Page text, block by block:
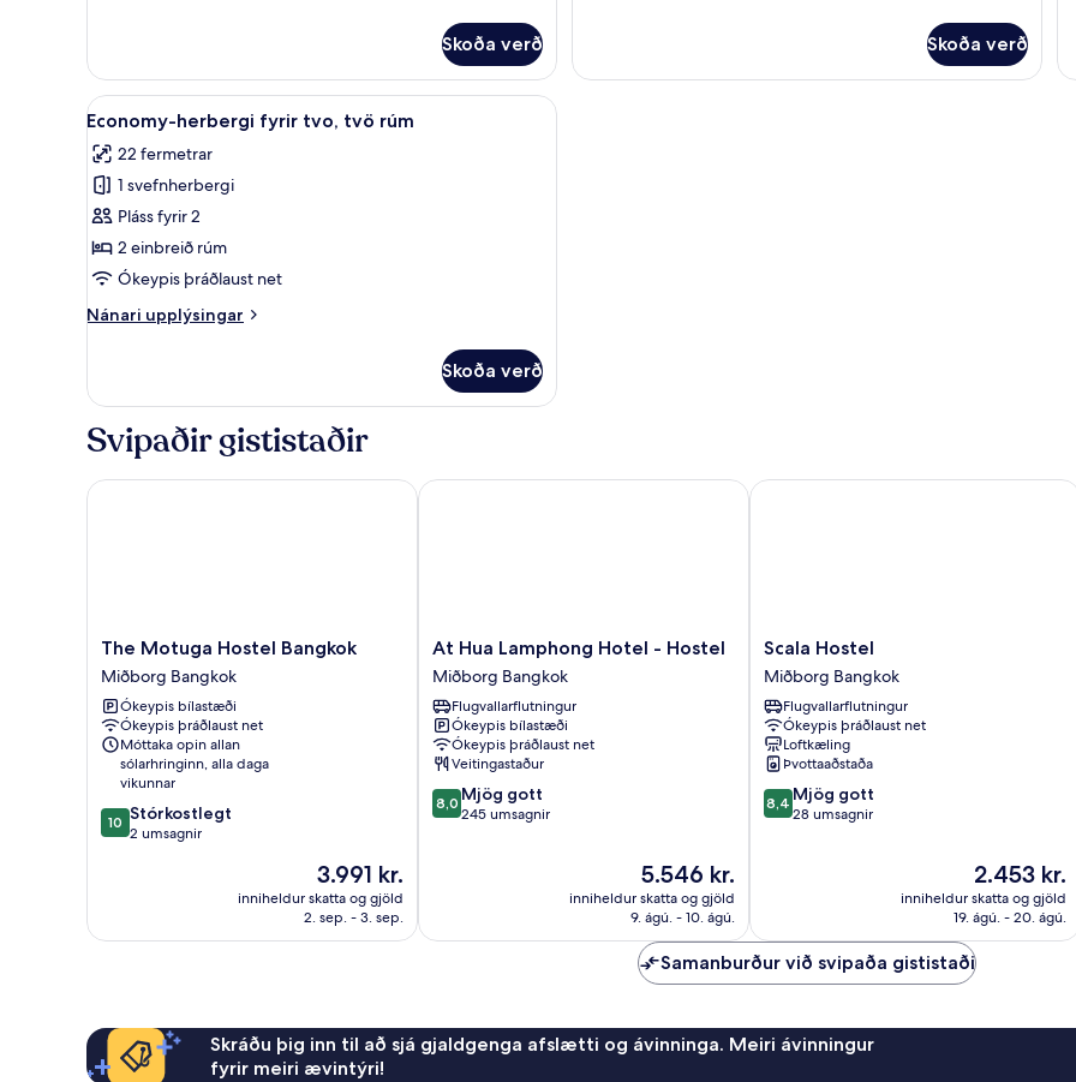
-
mörg
rúm
útsýni
yfir
skipaskurð
Skoða verð
1
Skoða verð
Skoða
allar
myndir
fyrir
Economy-
herbergi
fyrir
tvö
Economy-herbergi fyrir tvo, tvö rúm | Míníbar, ókeypis þráðlaus nettenging, rúmföt
9
Economy-herbergi fyrir tvo, tvö rúm
22 fermetrar
1 svefnherbergi
Pláss fyrir 2
2 einbreið rúm
Ókeypis þráðlaust net
Nánari upplýsingar
Nánari
herbergi
tvo,
rúm
Skoða verð
Svipaðir gististaðir
The
Motuga
Hostel
Bangkok
Miðborg
Bangkok
The Motuga Hostel Bangkok
Miðborg Bangkok
Ókeypis bílastæði
Ókeypis þráðlaust net
Móttaka opin allan
sólarhringinn, alla daga
vikunnar
10.0
af
10 Stórkostlegt
2 umsagnir
Verðið
er
3.991 kr.
3.991 kr.
inniheldur skatta og gjöld
2. sep. - 3. sep.
The Motuga Hostel Bangkok
At
Hua
Lamphong
Hotel
-
Hostel
Miðborg
Bangkok
At Hua Lamphong Hotel - Hostel
Miðborg Bangkok
Flugvallarflutningur
Ókeypis bílastæði
Ókeypis þráðlaust net
Veitingastaður
8.0
af
8,0 Mjög gott
245 umsagnir
Verðið
er
5.546 kr.
5.546 kr.
inniheldur skatta og gjöld
9. ágú. - 10. ágú.
At Hua Lamphong Hotel - Hostel
Scala
Hostel
Miðborg
Bangkok
Scala Hostel
Miðborg Bangkok
Flugvallarflutningur
Ókeypis þráðlaust net
Loftkæling
Þvottaaðstaða
8.4
af
8,4 Mjög gott
28 umsagnir
Verðið
er
2.453 kr.
2.453 kr.
inniheldur skatta og gjöld
19. ágú. - 20. ágú.
Scala Hostel
Samanburður við svipaða gististaði
Skráðu þig inn til að sjá gjaldgenga afslætti og ávinninga. Meiri ávinningur
fyrir meiri ævintýri!